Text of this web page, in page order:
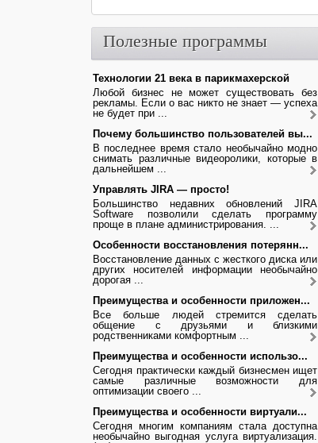
Полезные программы
Технологии 21 века в парикмахерской
Любой бизнес не может существовать без
рекламы. Если о вас никто не знает — успеха
не будет при ...
Почему большинство пользователей вы...
В последнее время стало необычайно модно
снимать различные видеоролики, которые в
дальнейшем ...
Управлять JIRA — просто!
Большинство недавних обновлений JIRA
Software позволили сделать программу
проще в плане администрирования. ...
Особенности восстановления потерянн...
Восстановление данных с жесткого диска или
других носителей информации необычайно
дорогая ...
Преимущества и особенности приложен...
Все больше людей стремится сделать
общение с друзьями и близкими
родственниками комфортным ...
Преимущества и особенности использо...
Сегодня практически каждый бизнесмен ищет
самые различные возможности для
оптимизации своего ...
Преимущества и особенности виртуали...
Сегодня многим компаниям стала доступна
необычайно выгодная услуга виртуализация.